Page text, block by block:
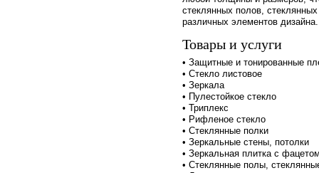
стеклянных полов,
различных элементов дизайна.
Товары и услуги
• Защитные и тонированные
• Стекло листовое
• Зеркала
• Пулестойкое стекло
• Триплекс
• Рифленое стекло
• Стеклянные полки
• Зеркальные стены, потолки
• Зеркальная плитка с
• Стеклянные полы,